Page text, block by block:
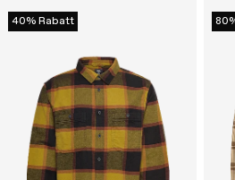
40% Rabatt